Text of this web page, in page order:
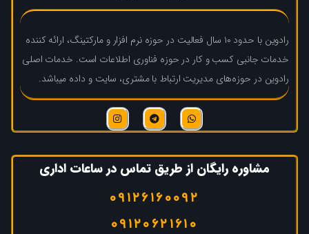
رادوین با حدود ۱۰ سال فعالیت در حوزه نرم افزار و مارکتینگ، ارائه کننده
خدمات جانبی کسب و کار در حوزه فناوری اطلاعات است. خدمات اصلی
رادوین در حوزه‌های مدیریت ارتباط با مشتری، سایت و داده میباشد.
مشاوره رایگان از طریق تماس در ساعات اداری
۰۹۱۲۶۱۶۰۰۹۲
۰۹۱۲۰۶۲۱۶۱۰